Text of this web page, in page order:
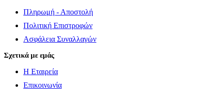
Πληρωμή - Αποστολή
Πολιτική Επιστροφών
Ασφάλεια Συναλλαγών
Σχετικά με εμάς
Η Εταιρεία
Επικοινωνία